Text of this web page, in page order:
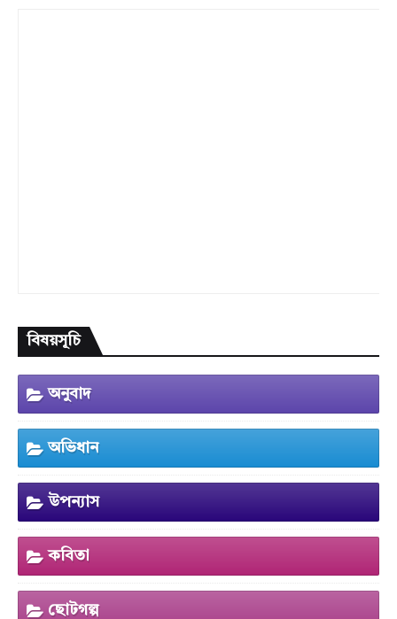
বিষয়সূচি
অনুবাদ
অভিধান
উপন্যাস
কবিতা
ছোটগল্প